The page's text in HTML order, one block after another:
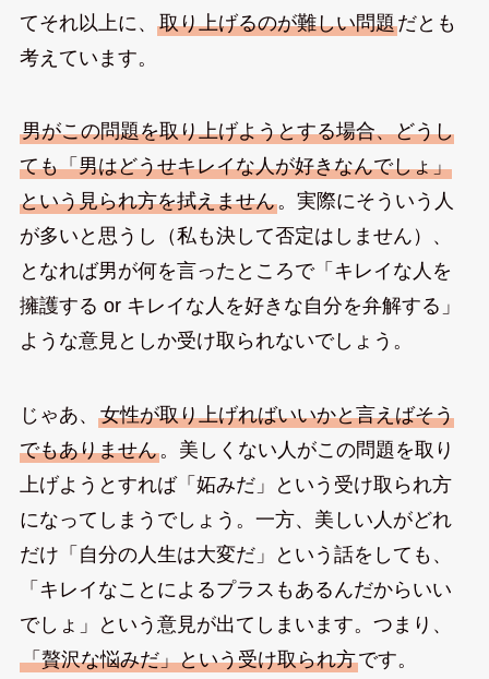
てそれ以上に、 取り上げるのが難しい問題だとも
考えています。
男がこの問題を取り上げようとする場合、どうし
ても「男はどうせキレイな人が好きなんでしょ」
という見られ方を拭えません。実際にそういう人
が多いと思うし（私も決して否定はしません）、
となれば男が何を言ったところで「キレイな人を
擁護する or キレイな人を好きな自分を弁解する」
ような意見としか受け取られないでしょう。
じゃあ、 女性が取り上げればいいかと言えばそう
でもありません。美しくない人がこの問題を取り
上げようとすれば「妬みだ」という受け取られ方
になってしまうでしょう。一方、美しい人がどれ
だけ「自分の人生は大変だ」という話をしても、
「キレイなことによるプラスもあるんだからいい
でしょ」という意見が出てしまいます。つまり、
「贅沢な悩みだ」という受け取られ方です。